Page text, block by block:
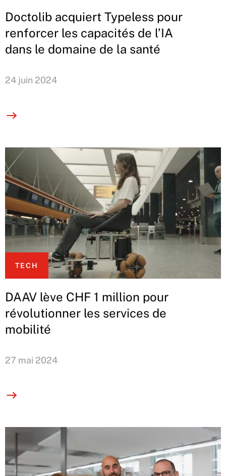
Doctolib acquiert Typeless pour
renforcer les capacités de l’IA
dans le domaine de la santé
24 juin 2024
TECH
DAAV lève CHF 1 million pour
révolutionner les services de
mobilité
27 mai 2024